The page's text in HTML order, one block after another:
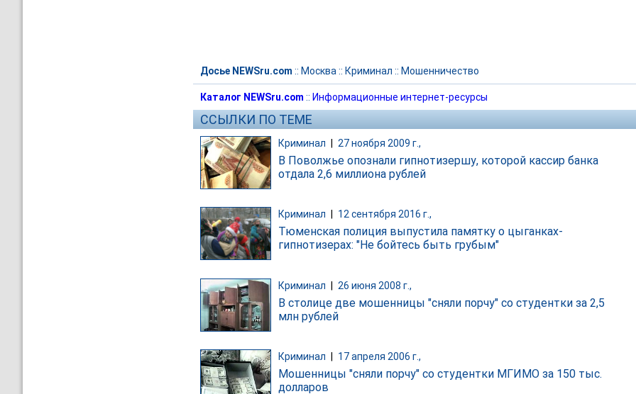
Досье NEWSru.com :: Москва :: Криминал :: Мошенничество
Каталог NEWSru.com :: Информационные интернет-ресурсы
ССЫЛКИ ПО ТЕМЕ
Криминал 27 ноября 2009 г.,
В Поволжье опознали гипнотизершу, которой кассир банка
отдала 2,6 миллиона рублей
Криминал 12 сентября 2016 г.,
Тюменская полиция выпустила памятку о цыганках-
гипнотизерах: "Не бойтесь быть грубым"
Криминал | 26 июня 2008 г.,
В столице две мошенницы "сняли порчу" со студентки за 2,5
млн рублей
Криминал 17 апреля 2006 г.,
Мошенницы "сняли порчу" со студентки МГИМО за 150 тыс.
долларов